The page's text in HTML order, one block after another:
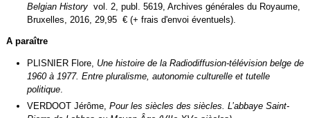
Belgian Historyvol. 2, publ. 5619, Archives générales du Royaume,
Bruxelles, 2016, 29,95 € (+ frais d'envoi éventuels).
A paraître
PLISNIER Flore, Une histoire de la Radiodiffusion-télévision belge de
1960 à 1977. Entre pluralisme, autonomie culturelle et tutelle
politique.
VERDOOT Jérôme, Pour les siècles des siècles. L’abbaye Saint-